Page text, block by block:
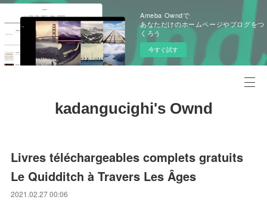
Ameba Owndで
あなただけのホームページやブログをつ
くろう
今すぐ試す
kadangucighi's Ownd
Livres téléchargeables complets gratuits
Le Quidditch à Travers Les Âges
2021.02.27 00:06